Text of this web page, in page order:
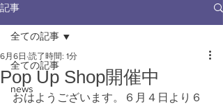
記事
全ての記事
news
全ての記事
Pop Up Shop開催中
6月6日 読了時間: 1分
おはようございます。６月４日より６